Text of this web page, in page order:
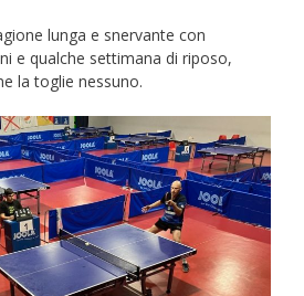
lunga e snervante con
e qualche settimana di riposo,
la toglie nessuno.